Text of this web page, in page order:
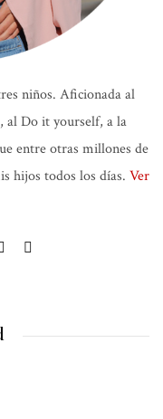
niños. Aficionada al
al Do it yourself, a la
entre otras millones de
hijos todos los días. Ver